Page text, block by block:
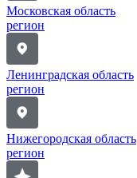
Московская область
регион
Ленинградская область
регион
Нижегородская область
регион